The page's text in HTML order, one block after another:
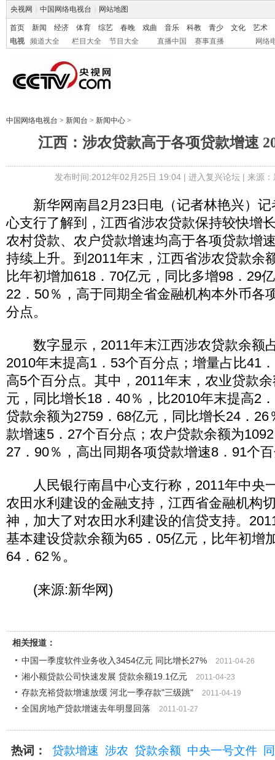
央视网 中国网络电视台 网站地图
首页 新闻 经济 体育 综艺 春晚 戏曲 音乐 科教 青少 文化
艺术
电视
频道大全 栏目大全 节目大全 直播中国 赛事直播 网络
中国网络电视台 > 新闻台 > 新闻中心 >
江西：涉农贷款高于各项贷款增速
发布时间:2012年02月25日 19:04 | 进入复兴论坛| 来源
新华网南昌2月23日电（记者林艳兴）记
心支行了解到，江西省涉农贷款保持较快增
农村贷款、农户贷款增速均高于各项贷款增
持续上升。到2011年末，江西省涉农贷款余
比年初增加618．70亿元，同比多增98．29
22．50％，高于同期全省金融机构本外币各
分点。
数字显示，2011年末江西涉农贷款余额
2010年末提高1．53个百分点；增量占比41
高5个百分点。其中，2011年末，农业贷款
元，同比增长18．40％，比2010年末提高2
贷款余额为2759．68亿元，同比增长24．26
款增速5．27个百分点；农户贷款余额为
27．90％，高出同期各项贷款增速8．91个
人民银行南昌中心支行称，2011年中央
农田水利建设的金融支持，江西省金融机构
神，加大了对农田水利建设的信贷支持。
基本建设贷款余额为65．05亿元，比年初增
64．62％。
(来源:新华网)
相关报道：
中国一季度软件业务收入3454亿元 同比增长27%
2011-04-26
湘小额贷款公司快速发展 贷款余额19.1亿元 2011-04-23
存款充裕贷款增速放缓 河北一季存款"三级跳" 2011-04-19
全国房地产贷款增速去年明显回落 2011-01-27
热词： 贷款增速 涉农 贷款余额 中央一号文件